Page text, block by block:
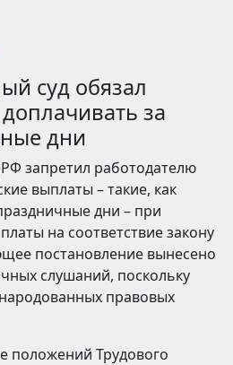
суд обязал
за
дни
запретил работодателю
выплаты – такие, как
дни – при
на соответствие закону
постановление вынесено
слушаний, поскольку
правовых
положений Трудового